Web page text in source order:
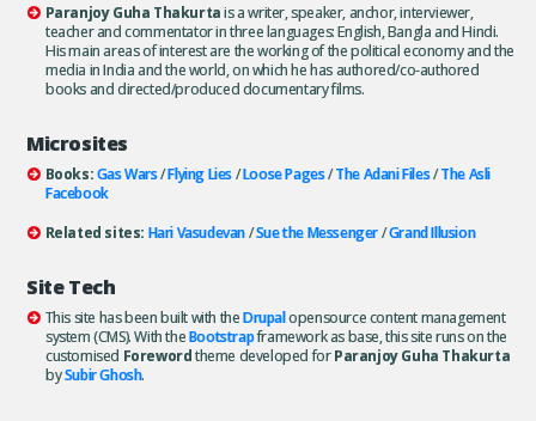
Paranjoy Guha Thakurtais a writer, speaker, anchor, interviewer,
teacher and commentator in three languages: English, Bangla and Hindi.
His main areas of interest are the working of the political economy and the
media in India and the world, on which he has authored/co-authored
books and directed/produced documentary films.
Microsites
Books:Gas Wars/Flying Lies/Loose Pages/The Adani Files/The Asli
Facebook
Related sites: Hari Vasudevan/Sue the Messenger/Grand Illusion
Site Tech
This site has been built with theDrupalopensource content management
system (CMS). With theBootstrapframework as base, this site runs on the
customised Forewordtheme developed forParanjoy Guha Thakurta
bySubir Ghosh.